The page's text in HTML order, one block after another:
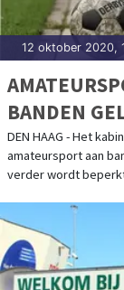
12 oktober 2020,
BANDEN
DEN HAAG - Het
amateursport aan
verder wordt